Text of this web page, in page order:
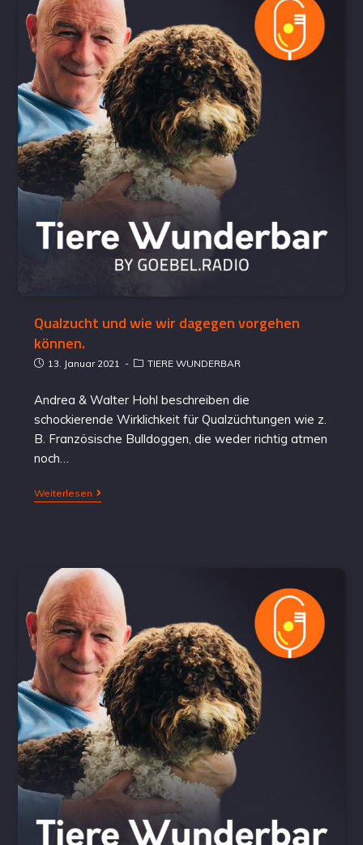
Qualzucht und wie wir dagegen vorgehen
können.
13. Januar 2021 TIERE WUNDERBAR
Andrea & Walter Hohl beschreiben die
schockierende Wirklichkeit für Qualzüchtungen wie z.
B. Französische Bulldoggen, die weder richtig atmen
noch…
Weiterlesen